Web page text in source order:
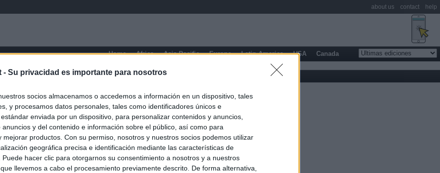
- Su privacidad es importante para nosotros
socios almacenamos o accedemos a información en un dispositivo, tales
y procesamos datos personales, tales como identificadores únicos e
enviada por un dispositivo, para personalizar contenidos y anuncios,
anuncios y del contenido e información sobre el público, así como para
mejorar productos. Con su permiso, nosotros y nuestros socios podemos utilizar
geográfica precisa e identificación mediante las características de
Puede hacer clic para otorgarnos su consentimiento a nosotros y a nuestros
llevemos a cabo el procesamiento previamente descrito. De forma alternativa,
Home Africa Asia-Pacific Europe Latin America USA Canada
Tarija
about us contact help